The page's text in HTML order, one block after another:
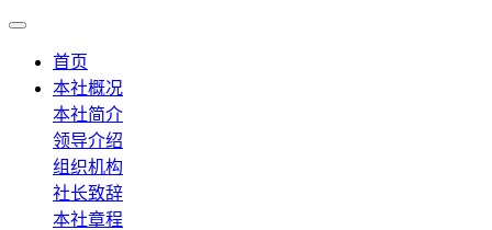
首页
本社概况
本社简介
领导介绍
组织机构
社长致辞
本社章程